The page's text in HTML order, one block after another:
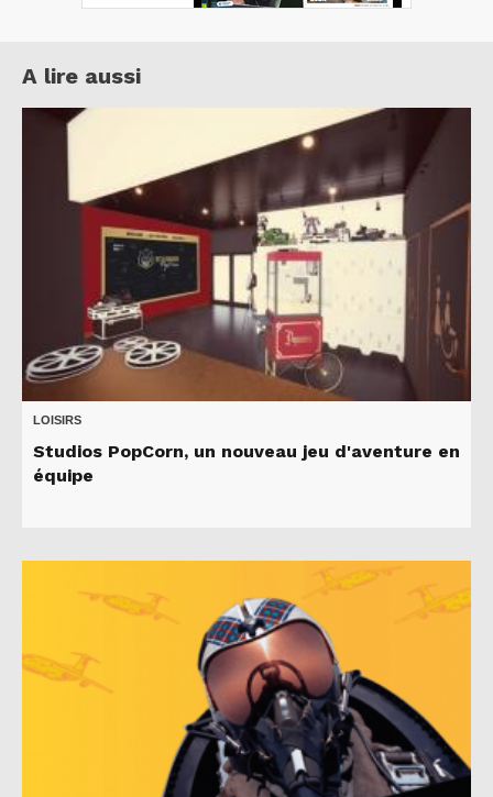
A lire aussi
LOISIRS
Studios PopCorn, un nouveau jeu d'aventure en
équipe